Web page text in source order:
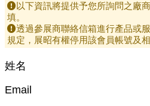
以下資訊將提供予您所詢問之廠
填。
透過參展商聯絡信箱進行產品或
規定，展昭有權停用該會員帳號及相
姓名
Email